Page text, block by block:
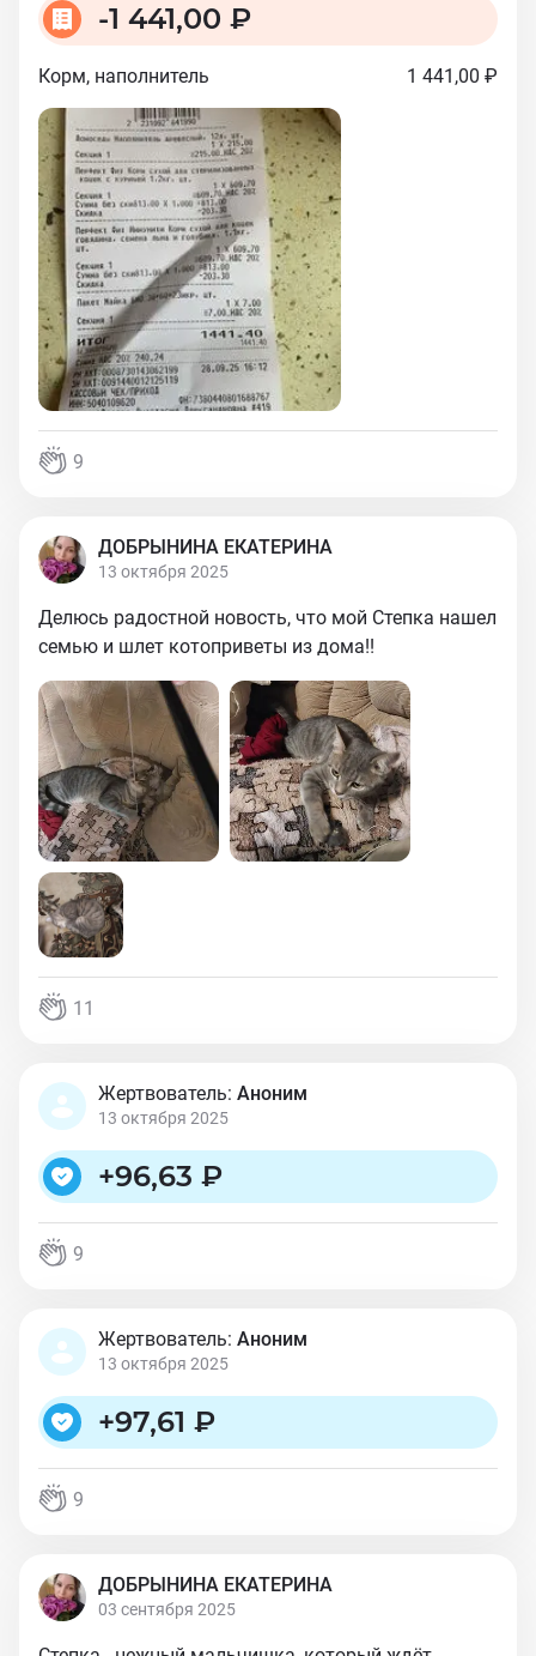
-1 441,00 ₽
Корм, наполнитель 1 441,00 ₽
9
ДОБРЫНИНА ЕКАТЕРИНА
13 октября 2025
Делюсь радостной новость, что мой Степка нашел
семью и шлет котоприветы из дома!!
11
Жертвователь: Аноним
13 октября 2025
+96,63 ₽
9
Жертвователь: Аноним
13 октября 2025
+97,61 ₽
9
ДОБРЫНИНА ЕКАТЕРИНА
03 сентября 2025